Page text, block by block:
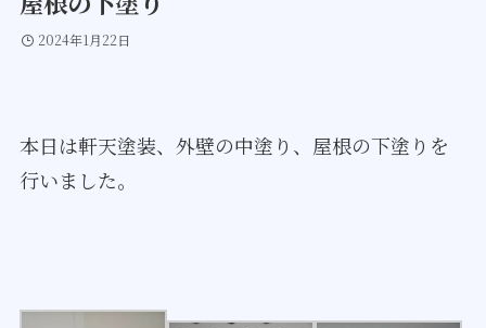
2024年1月22日
本日は軒天塗装、外壁の中塗り、屋根の下塗りを
行いました。